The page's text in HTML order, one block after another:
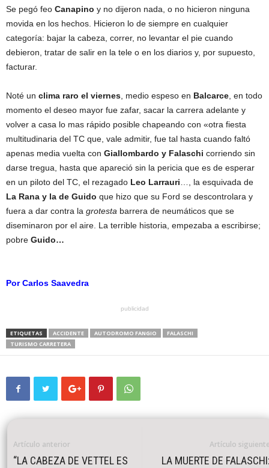
Se pegó feo Canapino y no dijeron nada, o no hicieron ninguna
movida en los hechos. Hicieron lo de siempre en cualquier
categoría: bajar la cabeza, correr, no levantar el pie cuando
debieron, tratar de salir en la tele o en los diarios y, por supuesto,
facturar.
Noté un clima raro el viernes , medio espeso en Balcarce , en todo
momento el deseo mayor fue zafar, sacar la carrera adelante y
volver a casa lo mas rápido posible chapeando con «otra fiesta
multitudinaria del TC que, vale admitir, fue tal hasta cuando faltó
apenas media vuelta con Giallombardo y Falaschi corriendo sin
darse tregua, hasta que apareció sin la pericia que es de esperar
en un piloto del TC, el rezagado Leo Larrauri …, la esquivada de
La Rana y la de Guido que hizo que su Ford se descontrolara y
fuera a dar contra la grotesta barrera de neumáticos que se
diseminaron por el aire. La terrible historia, empezaba a escribirse;
pobre Guido…
Por Carlos Saavedra
publicidad
ETIQUETAS ACCIDENTE AUTODROMO FANGIO
FALASCHI
TURISMO CARRETERA
Artículo anterior
“LA CABEZA DE VETTEL ES
Artículo
LA MUERTE DE